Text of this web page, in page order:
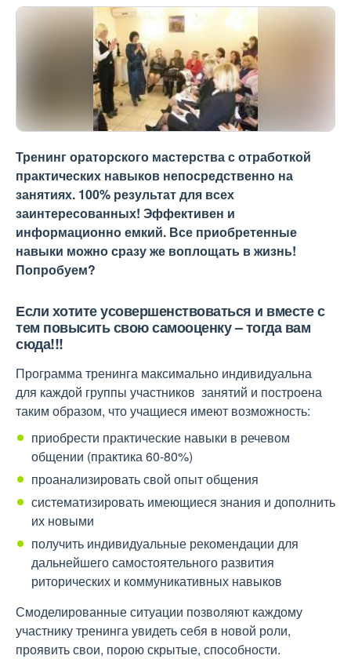
Тренинг ораторского мастерства с отработкой
практических навыков непосредственно на
занятиях. 100% результат для всех
заинтересованных! Эффективен и
информационно емкий. Все приобретенные
навыки можно сразу же воплощать в жизнь!
Попробуем?
Если хотите усовершенствоваться и вместе с
тем повысить свою самооценку – тогда вам
сюда!!!
Программа тренинга максимально индивидуальна
для каждой группы участников занятий и построена
таким образом, что учащиеся имеют возможность:
приобрести практические навыки в речевом
общении (практика 60-80%)
проанализировать свой опыт общения
систематизировать имеющиеся знания и дополнить
их новыми
получить индивидуальные рекомендации для
дальнейшего самостоятельного развития
риторических и коммуникативных навыков
Смоделированные ситуации позволяют каждому
участнику тренинга увидеть себя в новой роли,
проявить свои, порою скрытые, способности.